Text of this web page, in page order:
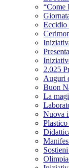
“Come
Eccidio
2.025
Auguri
Buon
La
Nuova